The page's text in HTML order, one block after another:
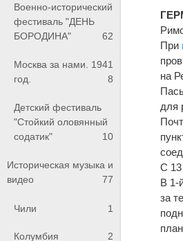
Военно-исторический
фестиваль "ДЕНЬ
БОРОДИНА"
62
Москва за нами. 1941
год.
8
Детский фестиваль
"Стойкий оловянный
содатик"
10
Историческая музыка и
видео
77
Чили 1
Колумбия 2
При
на
для
С 13
В 1-
за те